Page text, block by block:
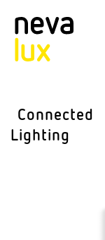
Connected
Lighting